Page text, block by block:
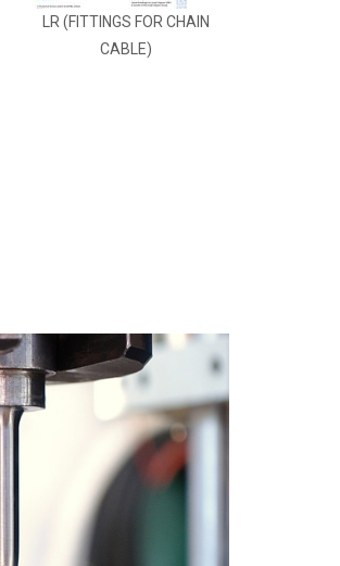
LR (FITTINGS FOR CHAIN
CABLE)